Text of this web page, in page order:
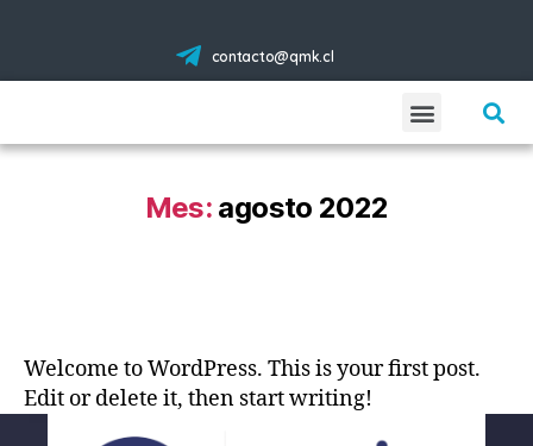
contacto@qmk.cl
Mes: agosto 2022
Welcome to WordPress. This is your first post.
Edit or delete it, then start writing!